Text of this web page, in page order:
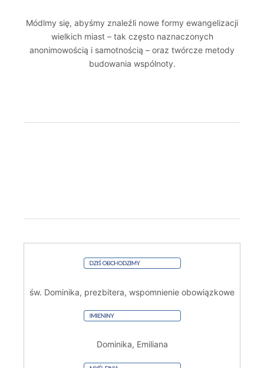
Módlmy się, abyśmy znaleźli nowe formy ewangelizacji
wielkich miast – tak często naznaczonych
anonimowością i samotnością – oraz twórcze metody
budowania wspólnoty.
św. Dominika, prezbitera, wspomnienie obowiązkowe
Dominika, Emiliana